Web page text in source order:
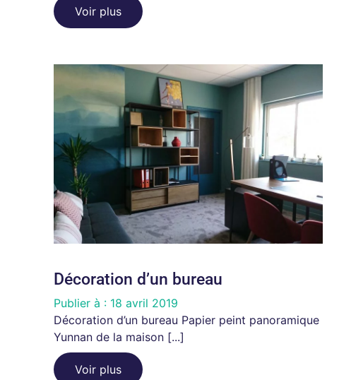
Voir plus
Décoration d’un bureau
Publier à : 18 avril 2019
Décoration d’un bureau Papier peint panoramique
Yunnan de la maison [...]
Voir plus